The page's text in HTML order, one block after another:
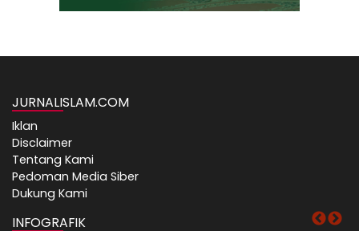
JURNALISLAM.COM
Iklan
Disclaimer
Tentang Kami
Pedoman Media Siber
Dukung Kami
INFOGRAFIK